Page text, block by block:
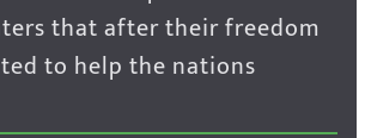
that after their freedom
to help the nations